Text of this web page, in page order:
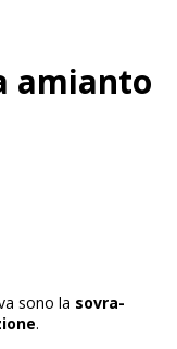
amianto
sono la sovra-
.